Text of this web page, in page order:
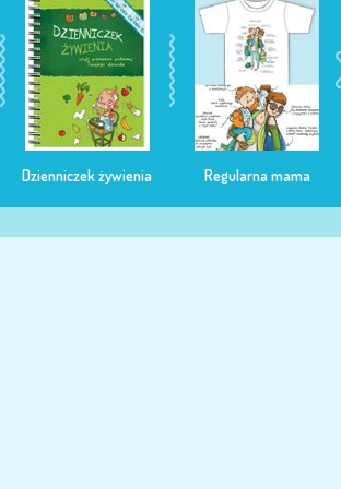
Dzienniczek żywienia Regularna mama